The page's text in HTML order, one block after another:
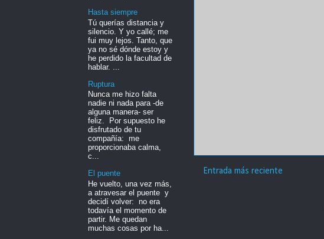
Entrada más reciente
Hasta siempre
Tú querías distancia y
silencio. Y yo callé; me
fui muy lejos. Tanto, que
ya no sé dónde estoy y
he perdido la facultad de
hablar. ...
Ruptura
Nunca me hizo falta
nadie ni nada para -de
alguna manera- ser
feliz. Por supuesto he
disfrutado de tu
compañía: me
proporcionaba calma,
c...
El puente
He vuelto, una vez más,
a atravesar el puente y
decidí volver: no era
todavía el momento de
partir. Me quedan
muchas cosas por ha...